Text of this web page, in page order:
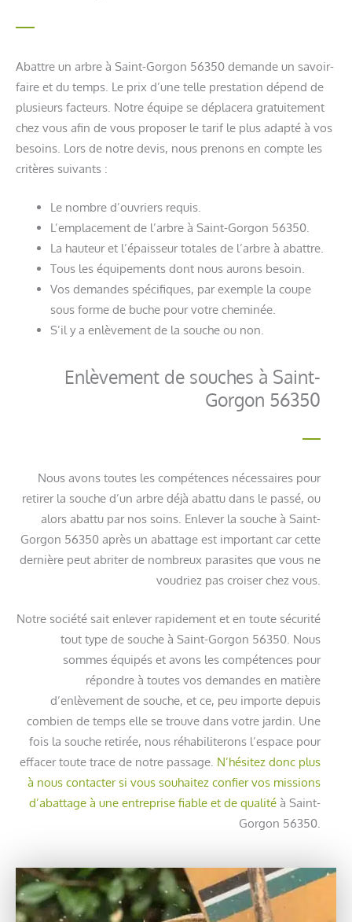
Abattre un arbre à Saint-Gorgon 56350 demande un savoir-
faire et du temps. Le prix d’une telle prestation dépend de
plusieurs facteurs. Notre équipe se déplacera gratuitement
chez vous afin de vous proposer le tarif le plus adapté à vos
besoins. Lors de notre devis, nous prenons en compte les
critères suivants :
Le nombre d’ouvriers requis.
L’emplacement de l’arbre à Saint-Gorgon 56350.
La hauteur et l’épaisseur totales de l’arbre à abattre.
Tous les équipements dont nous aurons besoin.
Vos demandes spécifiques, par exemple la coupe
sous forme de buche pour votre cheminée.
S’il y a enlèvement de la souche ou non.
Enlèvement de souches à Saint-
Gorgon 56350
Nous avons toutes les compétences nécessaires pour
retirer la souche d’un arbre déjà abattu dans le passé, ou
alors abattu par nos soins. Enlever la souche à Saint-
Gorgon 56350 après un abattage est important car cette
dernière peut abriter de nombreux parasites que vous ne
voudriez pas croiser chez vous.
Notre société sait enlever rapidement et en toute sécurité
tout type de souche à Saint-Gorgon 56350. Nous
sommes équipés et avons les compétences pour
répondre à toutes vos demandes en matière
d’enlèvement de souche, et ce, peu importe depuis
combien de temps elle se trouve dans votre jardin. Une
fois la souche retirée, nous réhabiliterons l’espace pour
effacer toute trace de notre passage. N’hésitez donc plus
à nous contacter si vous souhaitez confier vos missions
d’abattage à une entreprise fiable et de qualité à Saint-
Gorgon 56350.